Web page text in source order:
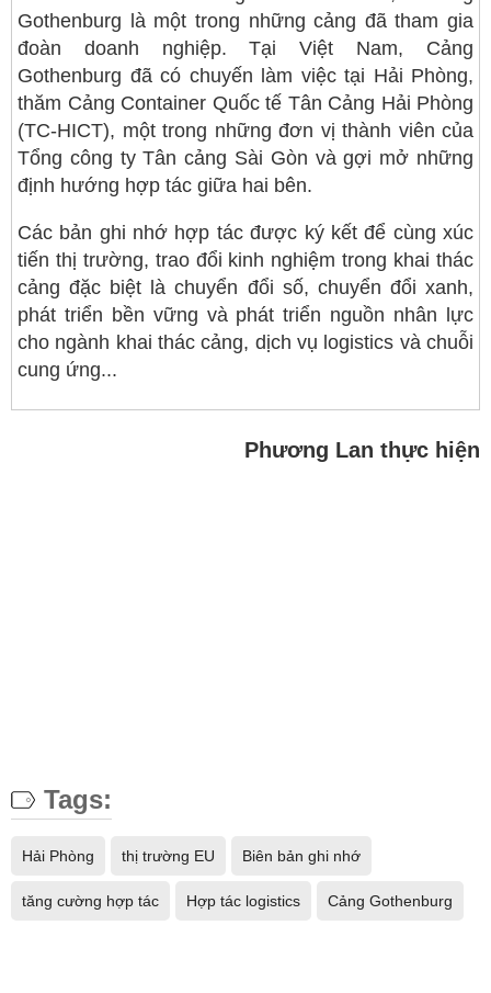
Gothenburg là một trong những cảng đã tham gia
đoàn doanh nghiệp. Tại Việt Nam, Cảng
Gothenburg đã có chuyến làm việc tại Hải Phòng,
thăm Cảng Container Quốc tế Tân Cảng Hải Phòng
(TC-HICT), một trong những đơn vị thành viên của
Tổng công ty Tân cảng Sài Gòn và gợi mở những
định hướng hợp tác giữa hai bên.
Các bản ghi nhớ hợp tác được ký kết để cùng xúc
tiến thị trường, trao đổi kinh nghiệm trong khai thác
cảng đặc biệt là chuyển đổi số, chuyển đổi xanh,
phát triển bền vững và phát triển nguồn nhân lực
cho ngành khai thác cảng, dịch vụ logistics và chuỗi
cung ứng...
Phương Lan thực hiện
Tags:
Hải Phòng thị trường EU Biên bản ghi nhớ
tăng cường hợp tác Hợp tác logistics Cảng Gothenburg